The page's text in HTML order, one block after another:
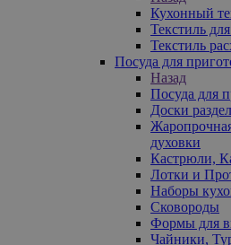
Кухонный
Текстиль
Текстиль
Посуда для
Назад
Посуда для
Доски
духовки
Кастрюли,
Лотки и
Наборы
Сковороды
Формы для
Чайники,